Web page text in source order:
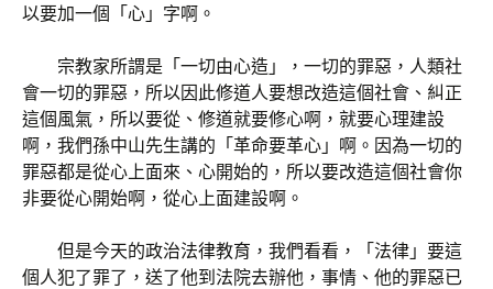
以要加一個「心」字啊。
宗教家所謂是「一切由心造」，一切的罪惡，人類社
會一切的罪惡，所以因此修道人要想改造這個社會、糾正
這個風氣，所以要從、修道就要修心啊，就要心理建設
啊，我們孫中山先生講的「革命要革心」啊。因為一切的
罪惡都是從心上面來、心開始的，所以要改造這個社會你
非要從心開始啊，從心上面建設啊。
但是今天的政治法律教育，我們看看，「法律」要這
個人犯了罪了，送了他到法院去辦他，事情、他的罪惡已